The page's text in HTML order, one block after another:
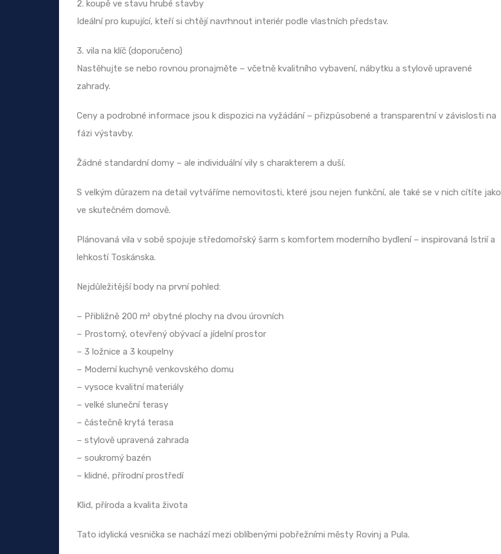
2. koupě ve stavu hrubé stavby
Ideální pro kupující, kteří si chtějí navrhnout interiér podle vlastních představ.
3. vila na klíč (doporučeno)
Nastěhujte se nebo rovnou pronajměte – včetně kvalitního vybavení, nábytku a stylově upravené
zahrady.
Ceny a podrobné informace jsou k dispozici na vyžádání – přizpůsobené a transparentní v závislosti na
fázi výstavby.
Žádné standardní domy – ale individuální vily s charakterem a duší.
S velkým důrazem na detail vytváříme nemovitosti, které jsou nejen funkční, ale také se v nich cítíte jako
ve skutečném domově.
Plánovaná vila v sobě spojuje středomořský šarm s komfortem moderního bydlení – inspirovaná Istrií a
lehkostí Toskánska.
Nejdůležitější body na první pohled:
– Přibližně 200 m² obytné plochy na dvou úrovních
– Prostorný, otevřený obývací a jídelní prostor
– 3 ložnice a 3 koupelny
– Moderní kuchyně venkovského domu
– vysoce kvalitní materiály
– velké sluneční terasy
– částečně krytá terasa
– stylově upravená zahrada
– soukromý bazén
– klidné, přírodní prostředí
Klid, příroda a kvalita života
Tato idylická vesnička se nachází mezi oblíbenými pobřežními městy Rovinj a Pula.